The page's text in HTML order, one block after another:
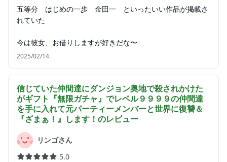
五等分 はじめの一歩 金田一 といったいい作品が掲載さ
れていた
今は彼女、お借りしますが好きだな〜
2025/02/14
信じていた仲間達にダンジョン奥地で殺されかけた
がギフト『無限ガチャ』でレベル９９９９の仲間達
を手に入れて元パーティーメンバーと世界に復讐＆
『ざまぁ！』します！ のレビュー
リンゴさん
5.0